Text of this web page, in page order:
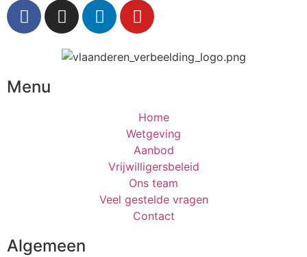
Menu
Home
Wetgeving
Aanbod
Vrijwilligersbeleid
Ons team
Veel gestelde vragen
Contact
Algemeen